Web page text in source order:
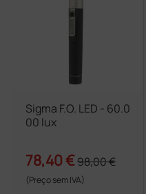
Sigma F.O. LED - 60.0
00 lux
78,40 €98,00 €
(Preço sem IVA)